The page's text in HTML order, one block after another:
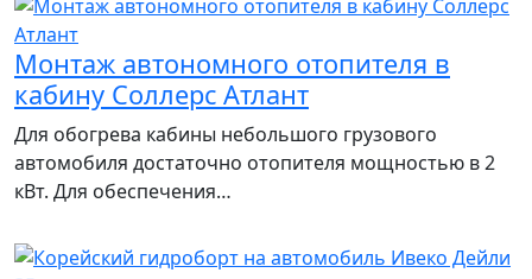
Монтаж автономного отопителя в
кабину Соллерс Атлант
Для обогрева кабины небольшого грузового
автомобиля достаточно отопителя мощностью в 2
кВт. Для обеспечения…